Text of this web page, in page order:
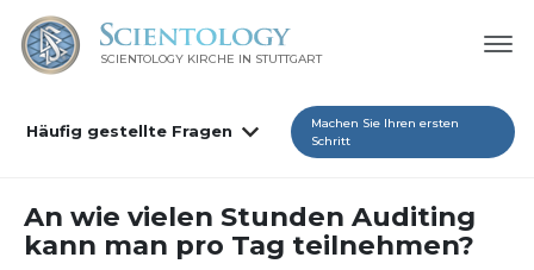
SCIENTOLOGY KIRCHE IN STUTTGART
Häufig gestellte Fragen
Machen Sie Ihren ersten
Schritt
An wie vielen Stunden Auditing
kann man pro Tag teilnehmen?